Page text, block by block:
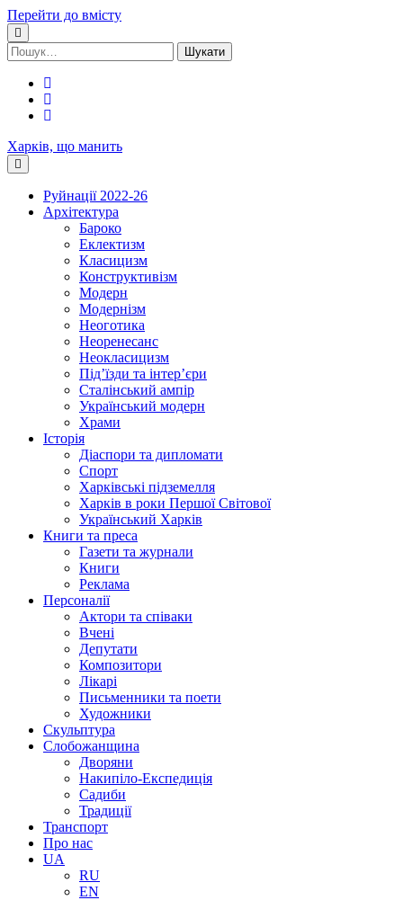
Перейти до вмісту
Шукати:
Харків, що манить
Руйнації 2022-26
Архітектура
Бароко
Еклектизм
Класицизм
Конструктивізм
Модерн
Модернізм
Неоготика
Неоренесанс
Неокласицизм
Під’їзди та інтер’єри
Сталінський ампір
Український модерн
Храми
Історія
Діаспори та дипломати
Спорт
Харківські підземелля
Харків в роки Першої Світової
Український Харків
Книги та преса
Газети та журнали
Книги
Реклама
Персоналії
Актори та співаки
Вчені
Депутати
Композитори
Лікарі
Письменники та поети
Художники
Скульптура
Слобожанщина
Дворяни
Накипіло-Експедиція
Садиби
Традиції
Транспорт
Про нас
UA
RU
EN